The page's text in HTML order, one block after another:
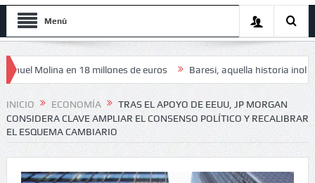
Menú
en 18 millones de euros Baresi, aquella historia inolvidable
de los jugadores: «Decidieron no hacer festejos»
INICIO ECONOMÍA
TRAS EL APOYO DE EEUU, JP MORGAN
CONSIDERA CLAVE AMPLIAR EL CONSENSO POLÍTICO Y RECALIBRAR
EL ESQUEMA CAMBIARIO